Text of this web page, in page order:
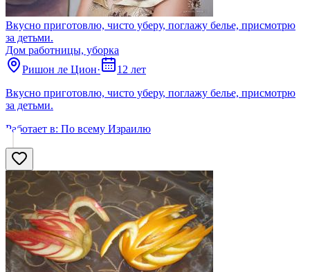
Вкусно приготовлю, чисто уберу, поглажу белье, присмотрю
за детьми.
Дом работницы, уборка
Ришон ле Цион·
12 лет
Вкусно приготовлю, чисто уберу, поглажу белье, присмотрю
за детьми.
Работает в: По всему Израилю